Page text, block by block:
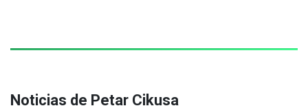
Noticias de Petar Cikusa